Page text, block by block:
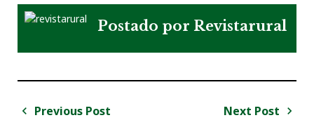
a
c
e
w
i
t
o
g
n
k
i
n
t
Postado por Revistarural
N Previous Post
Next Post